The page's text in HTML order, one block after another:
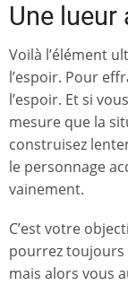
Une lueur
Voilà l’élément
l’espoir. Pour
l’espoir. Et si
mesure que la
construisez
le personnage
vainement.
C’est votre
pourrez
mais alors vous